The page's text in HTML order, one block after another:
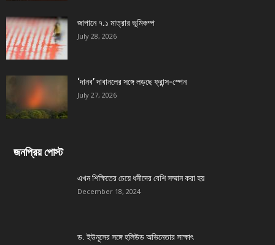
জাপানে ৭.১ মাত্রার ভূমিকম্প
July 28, 2026
‘দানব’ দাবানলের সঙ্গে লড়ছে ফ্রান্স-স্পেন
July 27, 2026
জনপ্রিয় পোস্ট
এখন শিক্ষিতের চেয়ে ধনীদের বেশি সম্মান করা হয়
December 18, 2024
ড. ইউনূসের সঙ্গে হলিউড অভিনেতার সাক্ষাৎ